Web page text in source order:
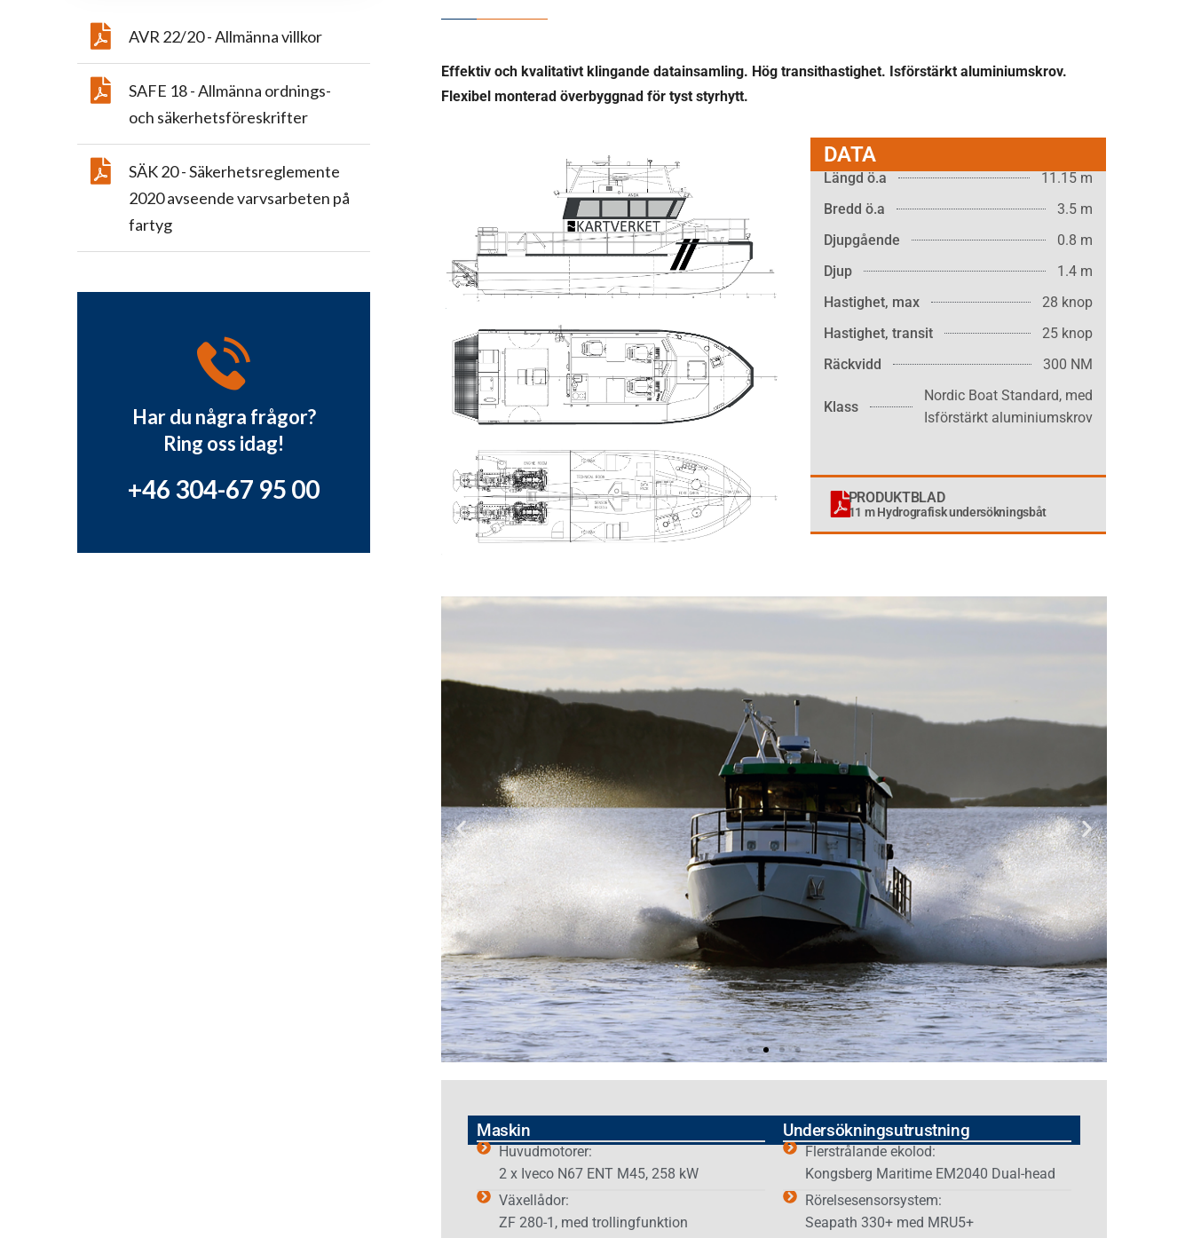
AVR 22/20 - Allmänna villkor
SAFE 18 - Allmänna ordnings-
och säkerhetsföreskrifter
SÄK 20 - Säkerhetsreglemente
2020 avseende varvsarbeten på
fartyg
Har du några frågor?
Ring oss idag!
+46 304-67 95 00
Effektiv och kvalitativt klingande datainsamling. Hög transithastighet. Isförstärkt aluminiumskrov.
Flexibel monterad överbyggnad för tyst styrhytt.
DATA
Längd ö.a
11.15 m
Bredd ö.a
3.5 m
Djupgående
0.8 m
Djup
1.4 m
Hastighet, max
28 knop
Hastighet, transit
25 knop
Räckvidd
300 NM
Klass
Nordic Boat Standard, med
Isförstärkt aluminiumskrov
PRODUKTBLAD
11 m Hydrografisk undersökningsbåt
Maskin
Huvudmotorer:
2 x Iveco N67 ENT M45, 258 kW
Växellådor:
ZF 280-1, med trollingfunktion
Undersökningsutrustning
Flerstrålande ekolod:
Kongsberg Maritime EM2040 Dual-head
Rörelsesensorsystem:
Seapath 330+ med MRU5+